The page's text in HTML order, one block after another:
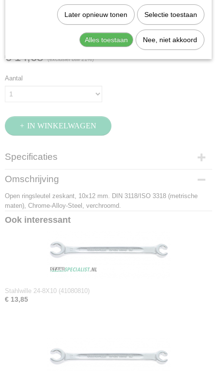
Stahlwille 24-10X12
(41081012)
€ 14,68 (exclusief btw 21%)
Aantal
IN WINKELWAGEN
Specificaties
Productcode
41081012
EAN code
4018754021918
Productcode leverancier
Afmetingen (l,b,h)
16,20 x 2,30 x 1,30 cm
Omschrijving
Open ringsleutel zeskant, 10x12 mm. DIN 3118/ISO 3318 (metrische
maten), Chrome-Alloy-Steel, verchroomd.
Ook interessant
Stahlwille 24-8X10 (41080810)
€ 13,85
Later opnieuw tonen Selectie toestaan
Alles toestaan Nee, niet akkoord